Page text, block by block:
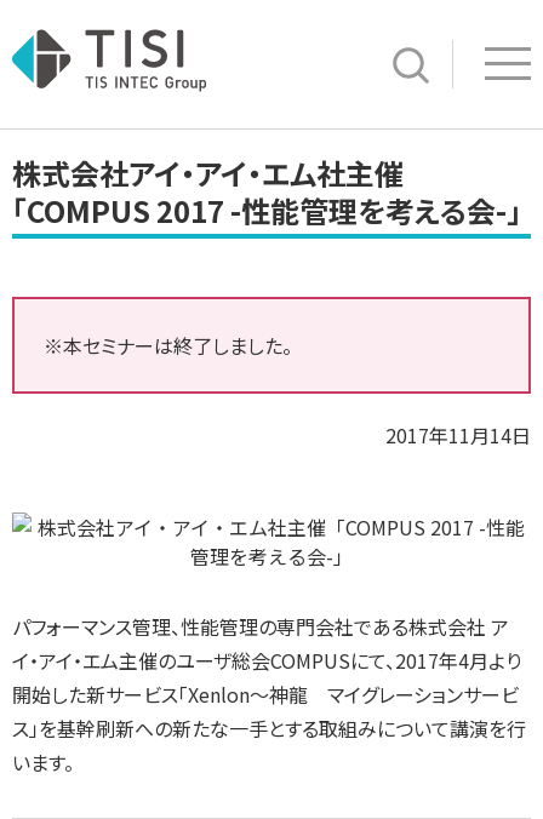
サイト内検索
株式会社アイ・アイ・エム社主催
「COMPUS 2017 -性能管理を考える会-」
※本セミナーは終了しました。
2017年11月14日
パフォーマンス管理、性能管理の専門会社である株式会社 ア
イ・アイ・エム主催のユーザ総会COMPUSにて、2017年4月より
開始した新サービス「Xenlon～神龍 マイグレーションサービ
ス」を基幹刷新への新たな一手とする取組みについて講演を行
います。